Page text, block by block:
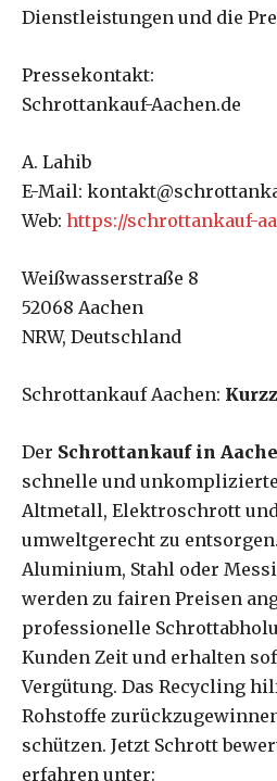
Dienstleistungen und die
Pressekontakt:
Schrottankauf-Aachen.de
A. Lahib
E-Mail:
Web: https://schrottankauf-
Weißwasserstraße 8
52068 Aachen
NRW, Deutschland
Schrottankauf Aachen:
Der Schrottankauf in
schnelle und
Altmetall, Elektroschrott
umweltgerecht zu
Aluminium, Stahl oder
werden zu fairen Preisen
professionelle
Kunden Zeit und erhalten
Vergütung. Das Recycling
Rohstoffe
schützen. Jetzt Schrott
erfahren unter: